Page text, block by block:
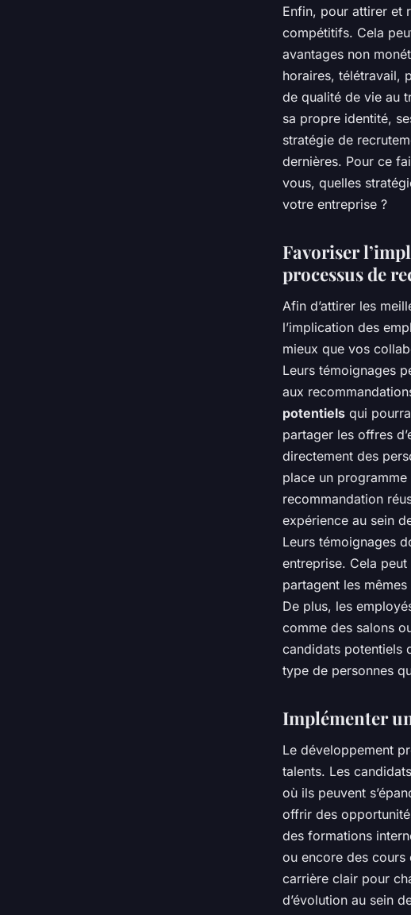
Enfin, pour attirer et
compétitifs. Cela
avantages non
horaires, télétravail,
de qualité de vie au
sa propre identité,
stratégie de
dernières. Pour ce
vous, quelles
votre entreprise ?
Favoriser
processus de
Afin d’attirer les
l’implication des
mieux que vos
Leurs témoignages
aux
potentiels qui
partager les offres
directement des
place un
recommandation
expérience au sein
Leurs témoignages
entreprise. Cela
partagent les
De plus, les
comme des salons
candidats potentiels
type de personnes
Implémenter
Le développement
talents. Les
où ils peuvent
offrir des
des formations
ou encore des cours
carrière clair pour
d’évolution au sein